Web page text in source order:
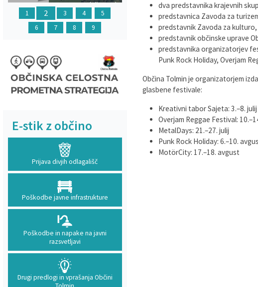
dva predstavnika krajevnih
predstavnica Zavoda za
predstavnik Zavoda za
predstavnik občinske uprave
predstavnika organizatorjev
Punk Rock Holiday, Overjam
Občina Tolmin je organizatorjem
glasbene festivale:
Kreativni tabor Sajeta: 3.–8. julij
Overjam Reggae Festival:
MetalDays: 21.–27. julij
Punk Rock Holiday: 6.–10.
MotörCity: 17.–18. avgust
dolino Polog
1 2 3 4
5
6
7 8 9
E-stik z občino
Prijava divjih odlagališč
Poškodbe javne infrastrukture
Poškodbe in napake na javni
razsvetljavi
Drugi predlogi in vprašanja Občini